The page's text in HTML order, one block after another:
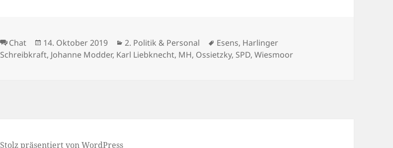
Format
Chat
Veröffentlicht
am
14. Oktober 2019 Kategorien
2. Politik & Personal Schlagwörter
Esens, Harlinger
Schreibkraft, Johanne Modder, Karl Liebknecht, MH, Ossietzky, SPD,Wiesmoor
Stolz präsentiert von WordPress